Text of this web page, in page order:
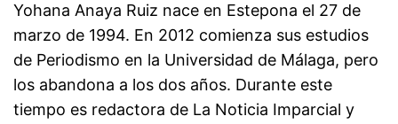
Yohana Anaya Ruiz nace en Estepona el 27 de
marzo de 1994. En 2012 comienza sus estudios
de Periodismo en la Universidad de Málaga, pero
los abandona a los dos años. Durante este
tiempo es redactora de La Noticia Imparcial y